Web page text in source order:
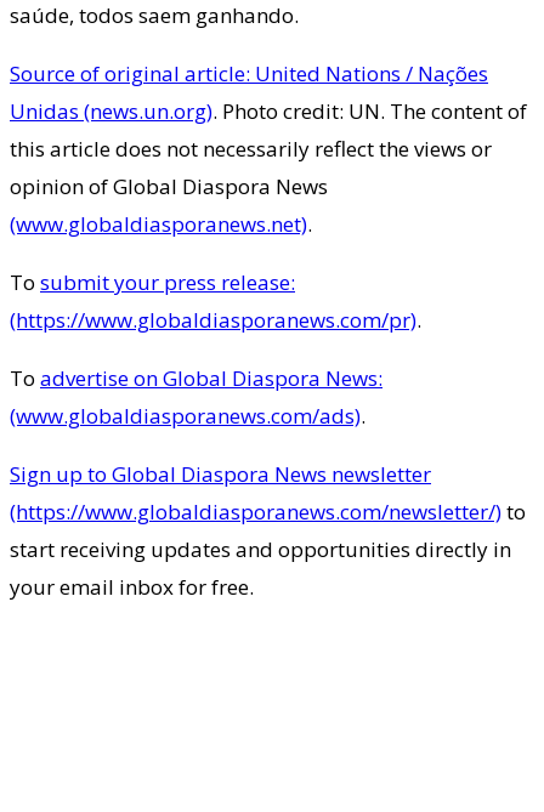
saúde, todos saem ganhando.
Source of original article: United Nations / Nações
Unidas (news.un.org). Photo credit: UN. The content of
this article does not necessarily reflect the views or
opinion of Global Diaspora News
(www.globaldiasporanews.net).
To submit your press release:
(https://www.globaldiasporanews.com/pr).
To advertise on Global Diaspora News:
(www.globaldiasporanews.com/ads).
Sign up to Global Diaspora News newsletter
(https://www.globaldiasporanews.com/newsletter/)to
start receiving updates and opportunities directly in
your email inbox for free.